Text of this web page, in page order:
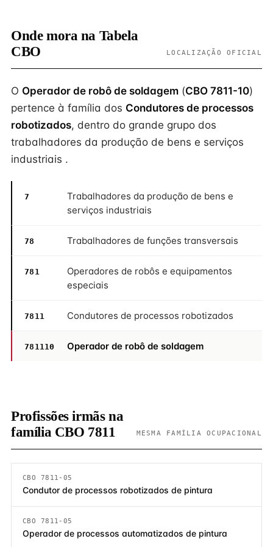
Onde mora na Tabela
CBO
LOCALIZAÇÃO OFICIAL
O Operador de robô de soldagem (CBO 7811-10)
pertence à família dos Condutores de processos
robotizados, dentro do grande grupo dos
trabalhadores da produção de bens e serviços
industriais .
7
Trabalhadores da produção de bens e
serviços industriais
78 Trabalhadores de funções transversais
781
Operadores de robôs e equipamentos
especiais
7811 Condutores de processos robotizados
781110 Operador de robô de soldagem
Profissões irmãs na
família CBO 7811
MESMA FAMÍLIA OCUPACIONAL
CBO 7811-05
Condutor de processos robotizados de pintura
CBO 7811-05
Operador de processos automatizados de pintura